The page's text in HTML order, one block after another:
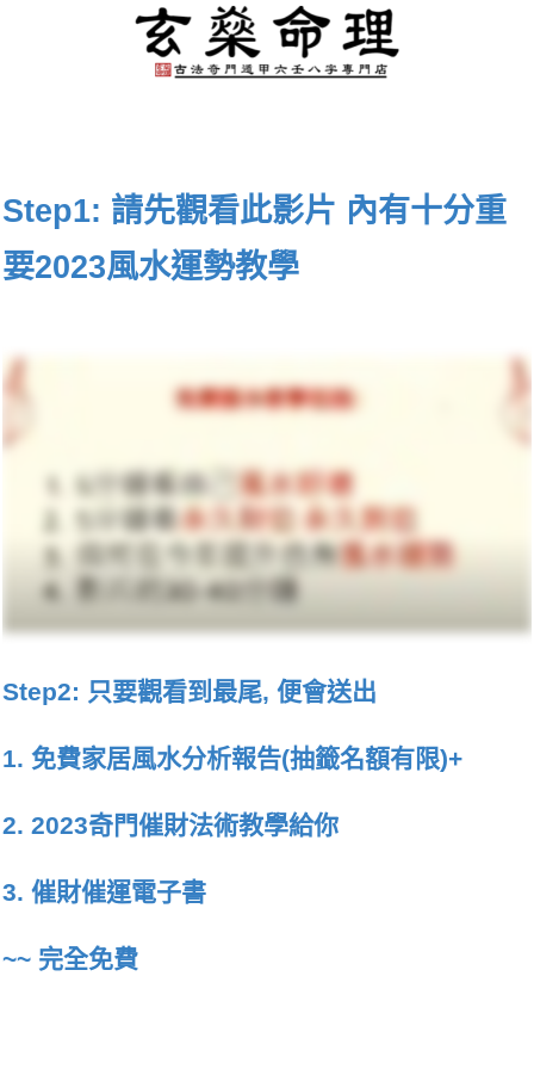
Step1: 請先觀看此影片 內有十分重
要2023風水運勢教學
Step2: 只要觀看到最尾, 便會送出
1. 免費家居風水分析報告(抽籤名額有限)+
2. 2023奇門催財法術教學給你
3. 催財催運電子書
~~ 完全免費